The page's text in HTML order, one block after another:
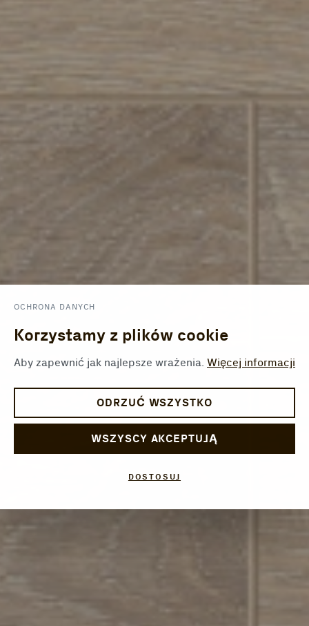
OCHRONA DANYCH
Korzystamy z plików cookie
Aby zapewnić jak najlepsze wrażenia. Więcej informacji
ODRZUĆ WSZYSTKO
WSZYSCY AKCEPTUJĄ
DOSTOSUJ